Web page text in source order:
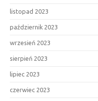
listopad 2023
październik 2023
wrzesień 2023
sierpień 2023
lipiec 2023
czerwiec 2023